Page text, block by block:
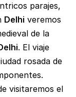
parajes,
Delhi veremos
de la
. El viaje
rosada de
visitaremos el